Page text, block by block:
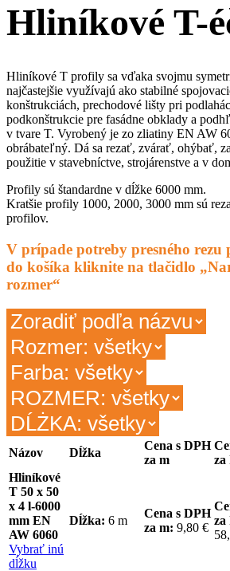
Hliníkové T-
Hliníkové T profily sa vďaka svojmu
najčastejšie využívajú ako stabilné
konštrukciách, prechodové lišty pri
podkonštrukcie pre fasádne obklady a
v tvare T. Vyrobený je zo zliatiny EN AW
obrábateľný. Dá sa rezať, zvárať, ohýbať,
použitie v stavebníctve, strojárenstve a v
Profily sú štandardne v dĺžke 6000 mm.
Kratšie profily 1000, 2000, 3000 mm sú
profilov.
V prípade potreby presného rezu
do košíka kliknite na tlačidlo
rozmer“
Názov Dĺžka
Cena s DPH
za m
za
Hliníkové
T 50 x 50
x 4 l-6000
mm EN
AW 6060
Vybrať inú
dĺžku
Dĺžka: 6 m
Cena s DPH
za m: 9,80 €
za